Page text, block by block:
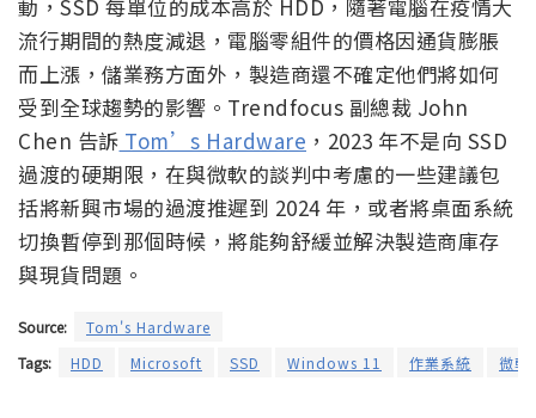
動，SSD 每單位的成本高於 HDD，隨著電腦在疫情大
流行期間的熱度減退，電腦零組件的價格因通貨膨脹
而上漲，儲業務方面外，製造商還不確定他們將如何
受到全球趨勢的影響。Trendfocus 副總裁 John
Chen 告訴 Tom’s Hardware ，2023 年不是向 SSD
過渡的硬期限，在與微軟的談判中考慮的一些建議包
括將新興市場的過渡推遲到 2024 年，或者將桌面系統
切換暫停到那個時候，將能夠舒緩並解決製造商庫存
與現貨問題。
Source:
Tom's Hardware
Tags:
HDD Microsoft SSD Windows 11 作業系統 微軟